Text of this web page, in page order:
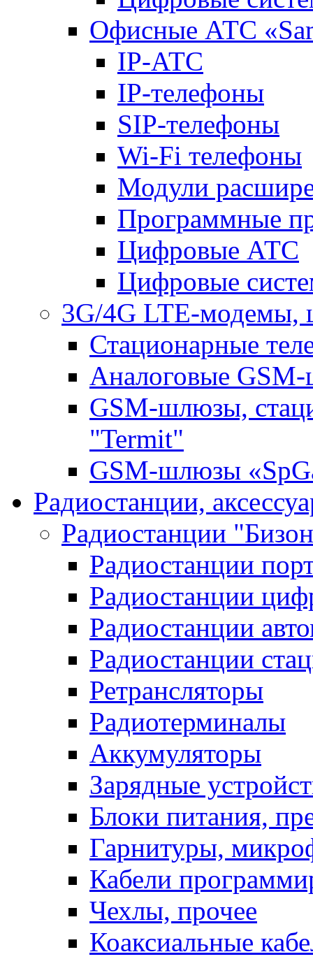
Офисные АТС
IP-АТС
IP-телефоны
SIP-телефоны
Wi-Fi телефоны
Модули
Программные
Цифровые АТС
Цифровые
3G/4G LTE-модемы,
Стационарные
Аналоговые
GSM-шлюзы,
"Termit"
GSM-шлюзы
Радиостанции,
Радиостанции
Радиостанции
Радиостанции
Радиостанции
Радиостанции
Ретрансляторы
Радиотерминалы
Аккумуляторы
Зарядные
Блоки питания,
Гарнитуры,
Кабели
Чехлы, прочее
Коаксиальные